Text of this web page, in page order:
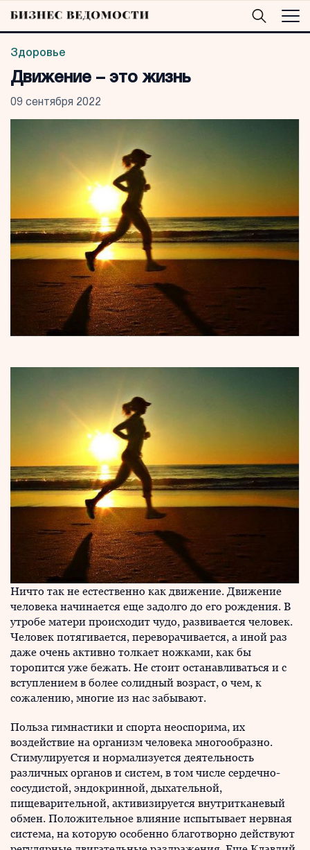
Здоровье
Движение – это жизнь
09 сентября 2022
Ничто так не естественно как движение. Движение
человека начинается еще задолго до его рождения. В
утробе матери происходит чудо, развивается человек.
Человек потягивается, переворачивается, а иной раз
даже очень активно толкает ножками, как бы
торопится уже бежать. Не стоит останавливаться и с
вступлением в более солидный возраст, о чем, к
сожалению, многие из нас забывают.
Польза гимнастики и спорта неоспорима, их
воздействие на организм человека многообразно.
Стимулируется и нормализуется деятель­ность
различных органов и систем, в том числе сердеч­но-
сосудистой, эндокринной, дыхательной,
пищеваритель­ной, активизируется внутритканевый
обмен. Положитель­ное влияние испытывает нервная
система, на которую особенно благотворно действуют